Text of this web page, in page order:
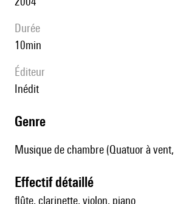
durée
10min
éditeur
Inédit
genre
Musique de chambre (Quatuor à
effectif détaillé
flûte, clarinette, violon, piano